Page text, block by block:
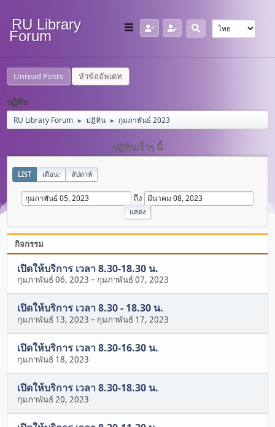
RU Library
Forum
Unread Posts หัวข้ออัพเดท
ปฏิทิน
RU Library Forum ► ปฏิทิน ► กุมภาพันธ์ 2023
ปฏิทินเร็วๆ นี้
LIST เดือน: สัปดาห์
ถึง
กิจกรรม
เปิดให้บริการ เวลา 8.30-18.30 น.
กุมภาพันธ์ 06, 2023 – กุมภาพันธ์ 07, 2023
เปิดให้บริการ เวลา 8.30 - 18.30 น.
กุมภาพันธ์ 13, 2023 – กุมภาพันธ์ 17, 2023
เปิดให้บริการ เวลา 8.30-16.30 น.
กุมภาพันธ์ 18, 2023
เปิดให้บริการ เวลา 8.30-18.30 น.
กุมภาพันธ์ 20, 2023